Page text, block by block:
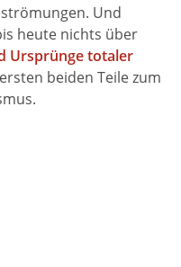
Und
heute nichts über
Ursprünge totaler
beiden Teile zum